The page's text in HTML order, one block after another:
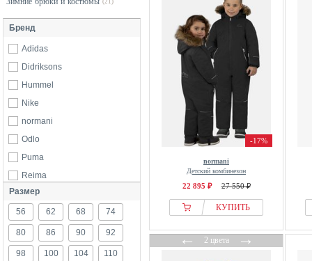
(21)
Бренд
Adidas
Didriksons
Hummel
Nike
normani
Odlo
Puma
Reima
Swedemount
The North Face
TROLLKIDS
Размер
56 62 68 74
80 86 90 92
98 100 104 110
-17%
normani
Детский комбинезон
22 895 ₽ 27 550 ₽
КУПИТЬ
←2 цвета→